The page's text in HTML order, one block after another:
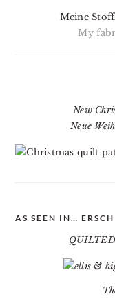
Meine
My
New
Neue
AS SEEN IN…